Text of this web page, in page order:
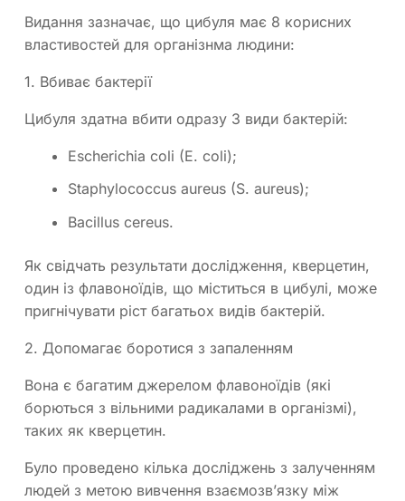
Видання зазначає, що цибуля має 8 корисних
властивостей для організнма людини:
1. Вбиває бактерії
Цибуля здатна вбити одразу 3 види бактерій:
Escherichia coli (E. coli);
Staphylococcus aureus (S. aureus);
Bacillus cereus.
Як свідчать результати дослідження, кверцетин,
один із флавоноїдів, що міститься в цибулі, може
пригнічувати ріст багатьох видів бактерій.
2. Допомагає боротися з запаленням
Вона є багатим джерелом флавоноїдів (які
борються з вільними радикалами в організмі),
таких як кверцетин.
Було проведено кілька досліджень з залученням
людей з метою вивчення взаємозв’язку між